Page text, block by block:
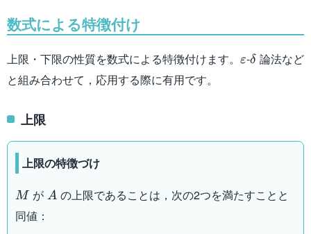
数式による特徴付け
上限・下限の性質を数式による特徴付けます。 \varepsilon
ε-\delta
δ論法など
と組み合わせて，応用する際に有用です。
上限
上限の特徴づけ
M
M が A
A の上限であることは，次の2つを満たすことと
同値：